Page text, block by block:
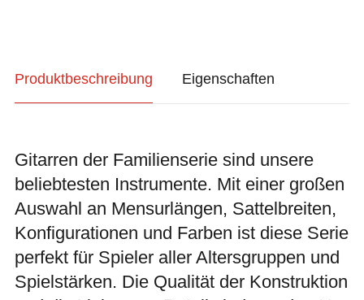
Produktbeschreibung Eigenschaften
Gitarren der Familienserie sind unsere
beliebtesten Instrumente. Mit einer großen
Auswahl an Mensurlängen, Sattelbreiten,
Konfigurationen und Farben ist diese Serie
perfekt für Spieler aller Altersgruppen und
Spielstärken. Die Qualität der Konstruktion